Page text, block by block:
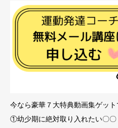
今なら豪華７大特典動画集ゲット
①幼少期に絶対取り入れたい〇〇